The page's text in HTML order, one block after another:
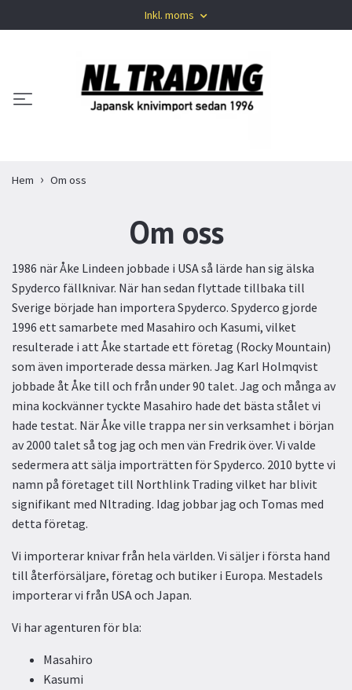
Inkl. moms
Hem Om oss
Om oss
1986 när Åke Lindeen jobbade i USA så lärde han sig älska
Spyderco fällknivar. När han sedan flyttade tillbaka till
Sverige började han importera Spyderco. Spyderco gjorde
1996 ett samarbete med Masahiro och Kasumi, vilket
resulterade i att Åke startade ett företag (Rocky Mountain)
som även importerade dessa märken. Jag Karl Holmqvist
jobbade åt Åke till och från under 90 talet. Jag och många av
mina kockvänner tyckte Masahiro hade det bästa stålet vi
hade testat. När Åke ville trappa ner sin verksamhet i början
av 2000 talet så tog jag och men vän Fredrik över. Vi valde
sedermera att sälja importrätten för Spyderco. 2010 bytte vi
namn på företaget till Northlink Trading vilket har blivit
signifikant med Nltrading. Idag jobbar jag och Tomas med
detta företag.
Vi importerar knivar från hela världen. Vi säljer i första hand
till återförsäljare, företag och butiker i Europa. Mestadels
importerar vi från USA och Japan.
Vi har agenturen för bla:
Masahiro
Kasumi